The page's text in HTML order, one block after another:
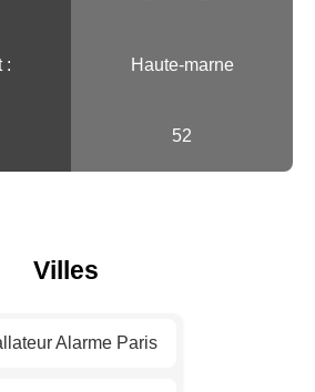
: Haute-marne
52
Villes
Alarme Paris